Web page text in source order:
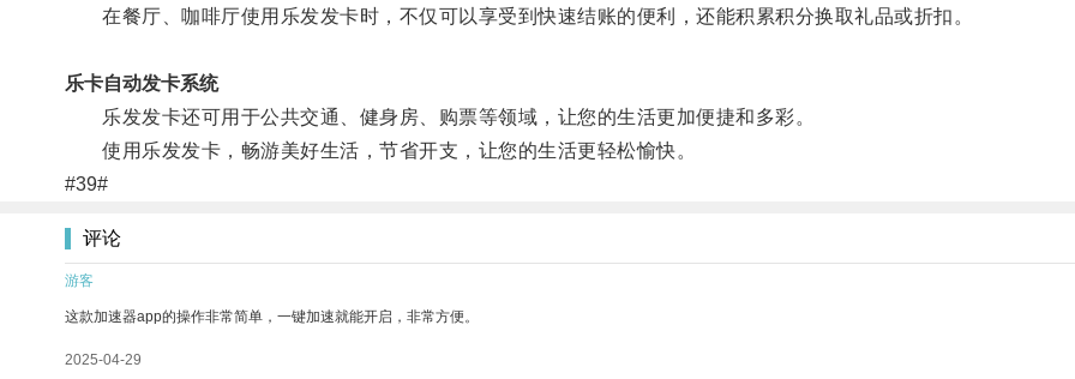
在餐厅、咖啡厅使用乐发发卡时，不仅可以享受到快速结账的便利，还能积累积分换取礼品或折扣。
乐卡自动发卡系统
乐发发卡还可用于公共交通、健身房、购票等领域，让您的生活更加便捷和多彩。
使用乐发发卡，畅游美好生活，节省开支，让您的生活更轻松愉快。
#39#
评论
游客
这款加速器app的操作非常简单，一键加速就能开启，非常方便。
2025-04-29